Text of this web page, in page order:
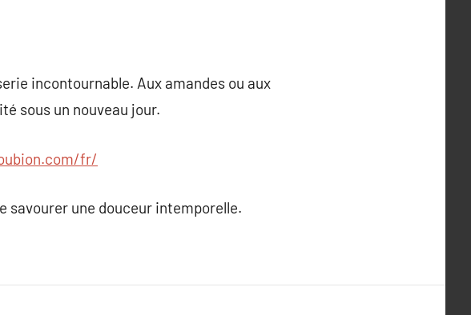
incontournable. Aux amandes ou aux
sous un nouveau jour.
fr/
une douceur intemporelle.